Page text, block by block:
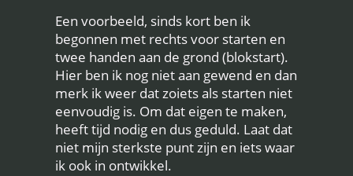
Een voorbeeld, sinds kort ben ik
begonnen met rechts voor starten en
twee handen aan de grond (blokstart).
Hier ben ik nog niet aan gewend en dan
merk ik weer dat zoiets als starten niet
eenvoudig is. Om dat eigen te maken,
heeft tijd nodig en dus geduld. Laat dat
niet mijn sterkste punt zijn en iets waar
ik ook in ontwikkel.